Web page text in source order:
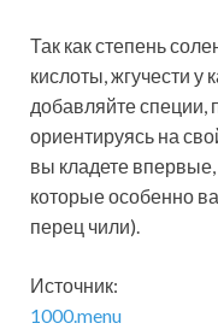
Так как степень
кислоты, жгучести у
добавляйте специи,
ориентируясь на
вы кладете впервые,
которые особенно
перец чили).
Источник:
1000.menu